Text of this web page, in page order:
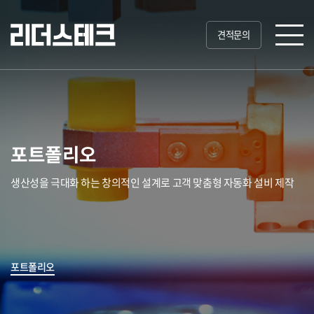
견적문의
포트폴리오
생산성을 극대화 하는 창의적인 설계로 고객 맞춤형 자동화 설비 제작
포트폴리오